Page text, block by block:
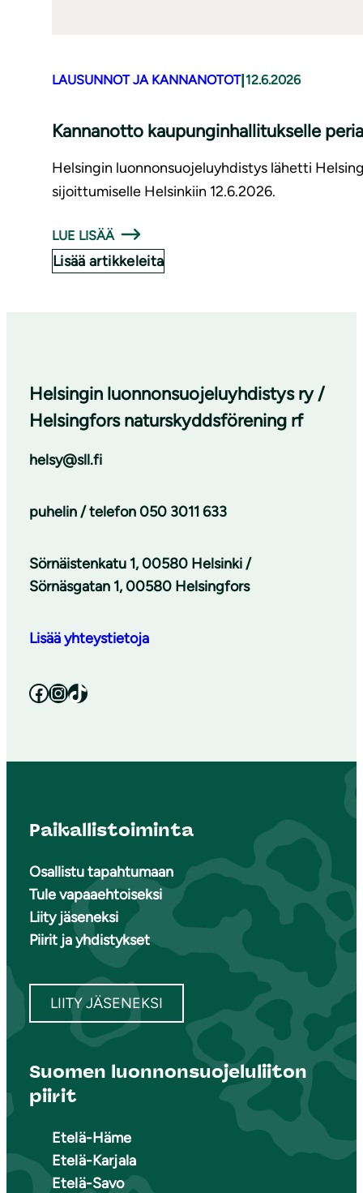
LAUSUNNOT JA KANNANOTOT| 12.6.2026
Kannanotto kaupunginhallitukselle
Helsingin luonnonsuojeluyhdistys lähetti
sijoittumiselle Helsinkiin 12.6.2026.
LUE LISÄÄ
Lisää artikkeleita
Helsingin luonnonsuojeluyhdistys ry /
Helsingfors naturskyddsförening rf
helsy@sll.fi
puhelin / telefon050 3011 633
Sörnäistenkatu 1, 00580 Helsinki /
Sörnäsgatan 1, 00580 Helsingfors
Lisää yhteystietoja
Facebook InstagramTikTok
Paikallistoiminta
Osallistu tapahtumaan
Tule vapaaehtoiseksi
Liity jäseneksi
Piirit ja yhdistykset
LIITY JÄSENEKSI
Suomen luonnonsuojeluliiton
piirit
Etelä-Häme
Etelä-Karjala
Etelä-Savo